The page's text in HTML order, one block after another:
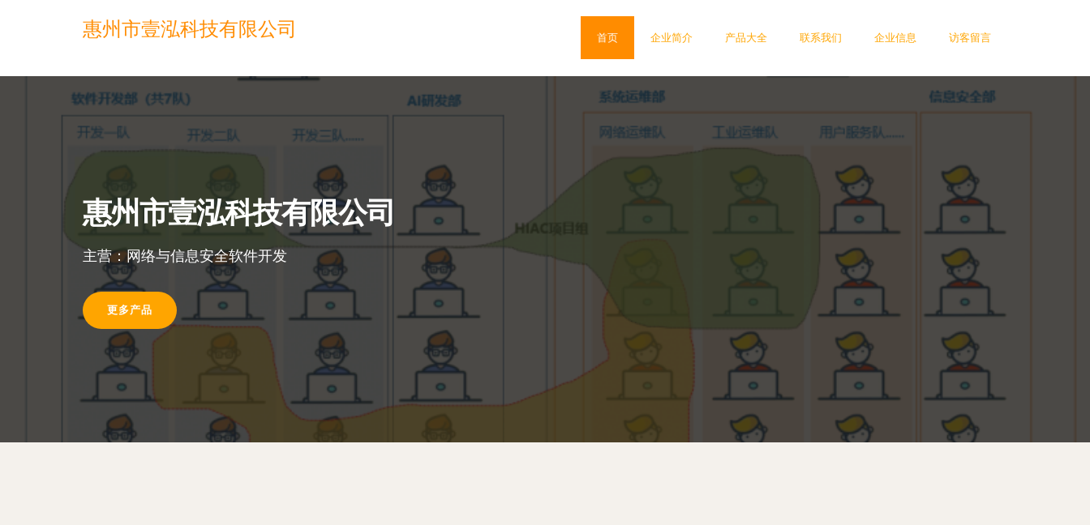
惠州市壹泓科技有限公司 首页 企业简介 产品大全 联系我们 企业信息 访客留言
惠州市壹泓科技有限公司
主营：网络与信息安全软件开发
更多产品